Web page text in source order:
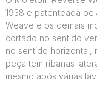
1938 e patenteada
Weave e os demais
cortado no sentido
no sentido horizontal,
peça tem ribanas
mesmo após várias